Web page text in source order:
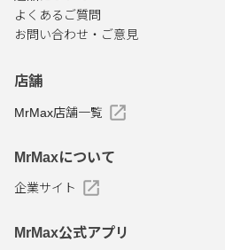
よくあるご質問
お問い合わせ・ご意見
店舗
MrMax店舗一覧
MrMaxについて
企業サイト
MrMax公式アプリ